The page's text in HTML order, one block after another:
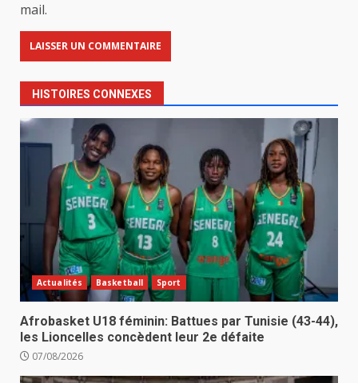
mail.
HISTOIRES CONNEXES
Actualités Basketball Sport
Afrobasket U18 féminin: Battues par Tunisie (43-44),
les Lioncelles concèdent leur 2e défaite
07/08/2026